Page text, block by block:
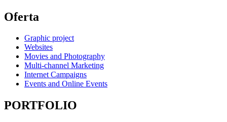
Oferta
Graphic project
Websites
Movies and Photography
Multi-channel Marketing
Internet Campaigns
Events and Online Events
PORTFOLIO